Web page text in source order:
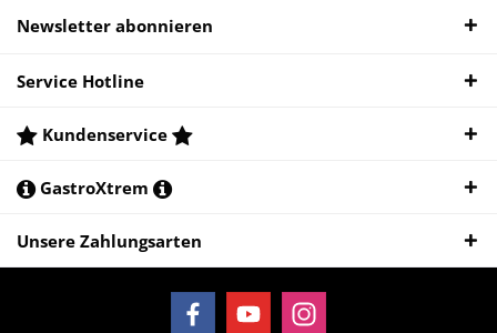
Newsletter abonnieren
Service Hotline
Kundenservice
GastroXtrem
Unsere Zahlungsarten